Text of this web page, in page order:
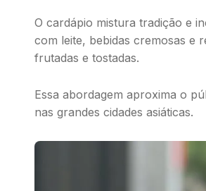
O cardápio mistura tradição e
com leite, bebidas cremosas e
frutadas e tostadas.
Essa abordagem aproxima o
nas grandes cidades asiáticas.